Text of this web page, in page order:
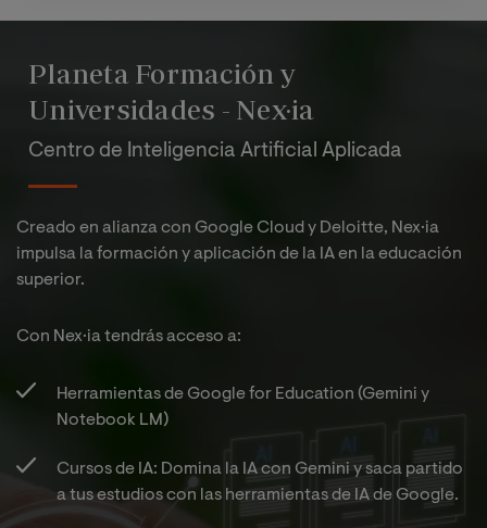
Planeta Formación y
Universidades - Nex·ia
Centro de Inteligencia Artificial Aplicada
Creado en alianza con Google Cloud y Deloitte, Nex·ia
impulsa la formación y aplicación de la IA en la educación
superior.
Con Nex·ia tendrás acceso a:​
Herramientas de Google for Education (Gemini y
Notebook LM)​
Cursos de IA: Domina la IA con Gemini y saca partido
a tus estudios con las herramientas de IA de Google.​